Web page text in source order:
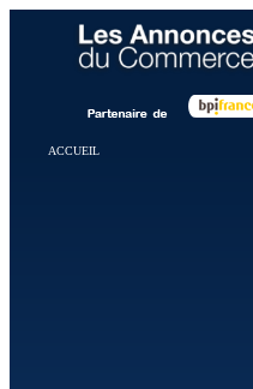
ACCUEIL
Panneau de gestion des